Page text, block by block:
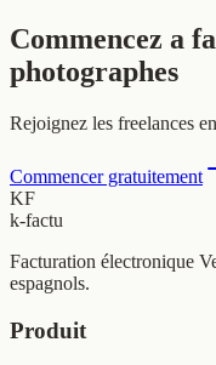
Commencez a
photographes
Rejoignez les freelances
Commencer gratuitement
KF
k-factu
Facturation électronique
espagnols.
Produit